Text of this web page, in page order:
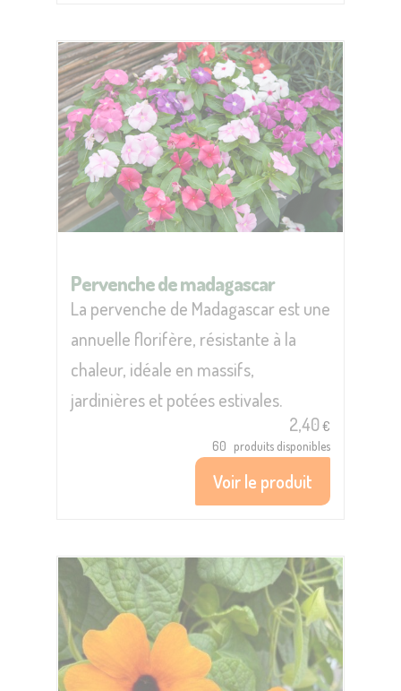
Pervenche de madagascar
La pervenche de Madagascar est une
annuelle florifère, résistante à la
chaleur, idéale en massifs,
jardinières et potées estivales.
2,40€
60 produits disponibles
Voir le produit